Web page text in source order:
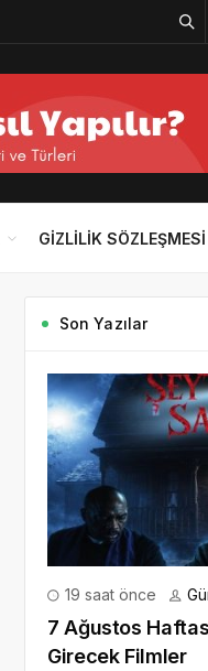
GIZLILIK SÖZLEŞMESI
Son Yazılar
19 saat önce
7 Ağustos
Girecek Filmler